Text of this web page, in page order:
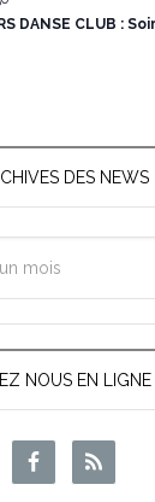
DANSE CLUB :
DES NEWS
NOUS EN LIGNE …